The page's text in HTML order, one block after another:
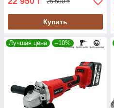
25 500 ₸
Купить
Лучшая цена –10%